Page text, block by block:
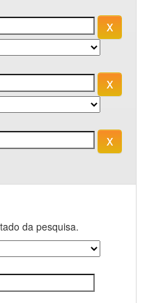
da pesquisa.